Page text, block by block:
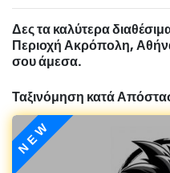
Δες τα καλύτερα
Περιοχή Ακρόπολη,
σου άμεσα.
Ταξινόμηση κατά
NEW